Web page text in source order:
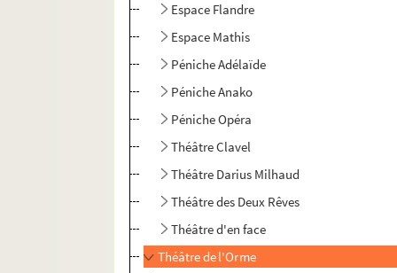
Espace Flandre
Espace Mathis
Péniche Adélaïde
Péniche Anako
Péniche Opéra
Théâtre Clavel
Théâtre Darius Milhaud
Théâtre des Deux Rêves
Théâtre d'en face
Théâtre de l'Orme